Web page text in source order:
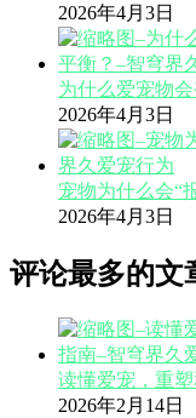
2026年4月3日
为什么爱宠物
2026年4月3日
宠物为什么会“
2026年4月3日
评论最多的文
读懂爱宠，重
2026年2月14日